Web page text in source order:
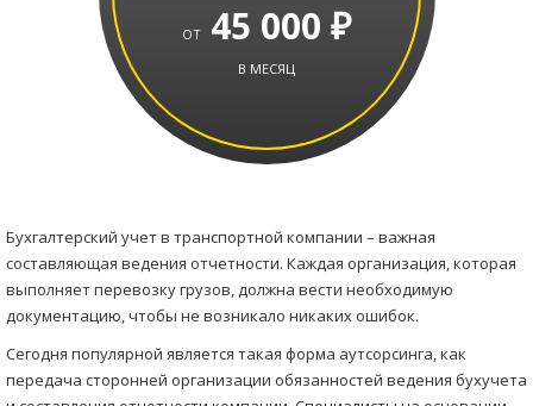
ОТ 45 000 ₽
В МЕСЯЦ
Бухгалтерский учет в транспортной компании – важная
составляющая ведения отчетности. Каждая организация, которая
выполняет перевозку грузов, должна вести необходимую
документацию, чтобы не возникало никаких ошибок.
Сегодня популярной является такая форма аутсорсинга, как
передача сторонней организации обязанностей ведения бухучета